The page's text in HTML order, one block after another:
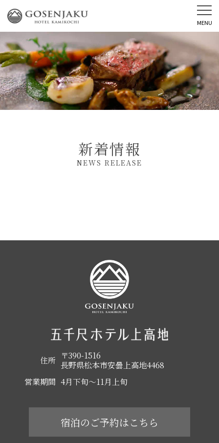
MENU
新着情報
NEWS RELEASE
住所
〒390-1516
長野県松本市安曇上高地4468
営業期間 4月下旬～11月上旬
宿泊のご予約はこちら